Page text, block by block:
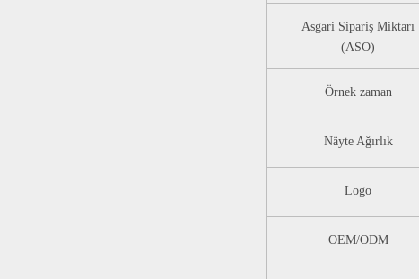
Asgari Sipariş Miktarı
(ASO)
Örnek zaman
Näyte Ağırlık
Logo
OEM/ODM